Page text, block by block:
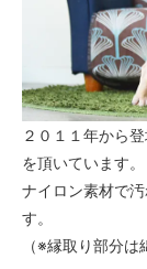
２０１１年から
を頂いています。
ナイロン素材で
す。
（※縁取り部分は